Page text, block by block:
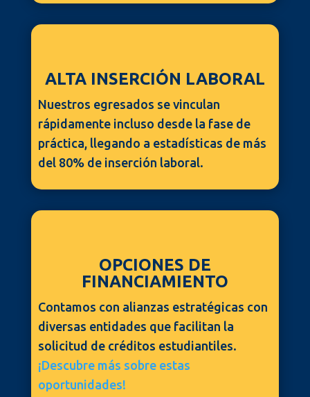
ALTA INSERCIÓN LABORAL
Nuestros egresados se vinculan
rápidamente incluso desde la fase de
práctica, llegando a estadísticas de más
del 80% de inserción laboral.
OPCIONES DE
FINANCIAMIENTO
Contamos con alianzas estratégicas con
diversas entidades que facilitan la
solicitud de créditos estudiantiles.
¡Descubre más sobre estas
oportunidades!